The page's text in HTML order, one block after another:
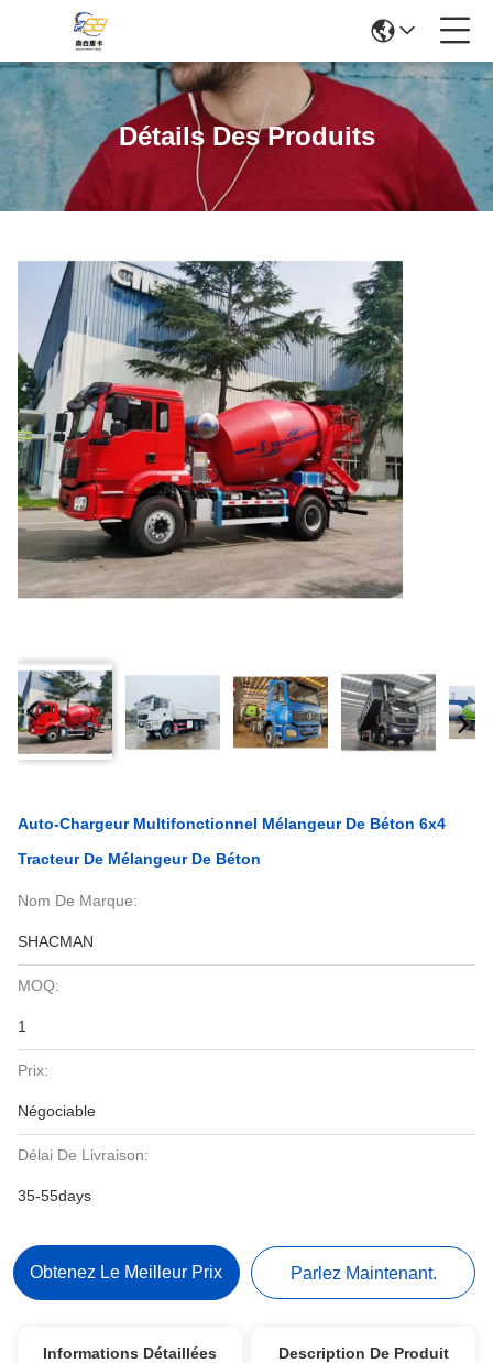
Détails Des Produits
Auto-Chargeur Multifonctionnel Mélangeur De Béton 6x4
Tracteur De Mélangeur De Béton
Nom De Marque:
SHACMAN
MOQ:
1
Prix:
Négociable
Délai De Livraison:
35-55days
Obtenez Le Meilleur Prix Parlez Maintenant.
Informations Détaillées Description De Produit